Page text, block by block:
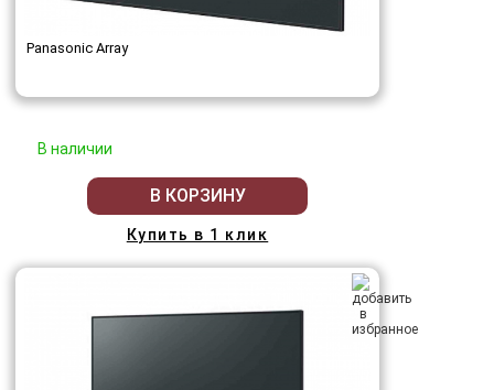
Panasonic Array
В наличии
В КОРЗИНУ
Купить в 1 клик